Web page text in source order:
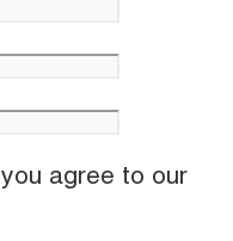
agree to our